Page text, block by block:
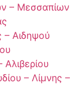
– Μεσσαπίων
– Αιδηψού
– Λίμνης –